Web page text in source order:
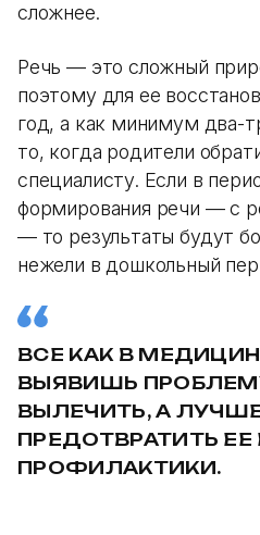
сложнее.
Речь — это сложный
поэтому для ее
год, а как минимум два-
то, когда родители
специалисту. Если в
формирования речи — с
— то результаты будут
нежели в дошкольный
ВСЕ КАК В
ВЫЯВИШЬ
ВЫЛЕЧИТЬ, А
ПРЕДОТВРАТИТЬ ЕЕ
ПРОФИЛАКТИКИ.